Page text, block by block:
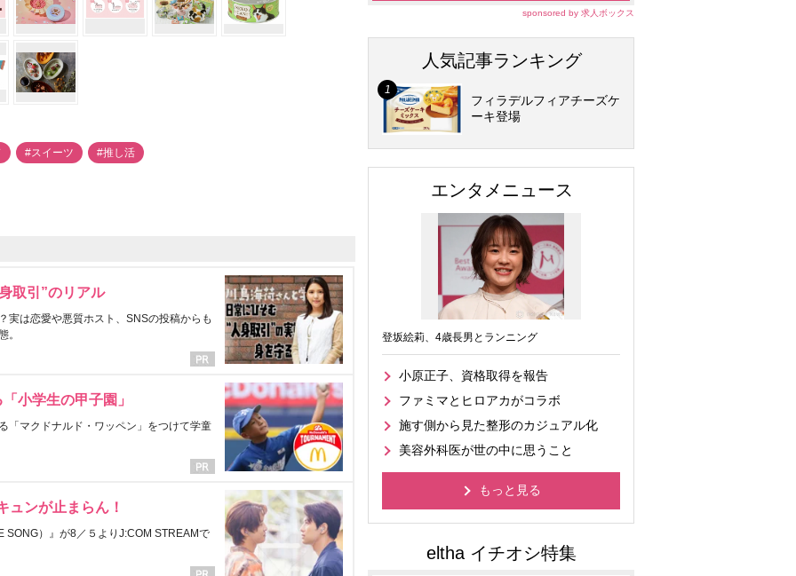
#スイーツ #推し活
取引”のリアル
実は恋愛や悪質ホスト、SNSの投稿からも
。
小学生の甲子園」
「マクドナルド・ワッペン」をつけて学童
ュンが止まらん！
SONG）』が8／５よりJ:COM STREAMで
sponsored by 求人ボックス
人気記事ランキング
フィラデルフィアチーズケ
ーキ登場
エンタメニュース
登坂絵莉、4歳長男とランニング
小原正子、資格取得を報告
ファミマとヒロアカがコラボ
施す側から見た整形のカジュアル化
美容外科医が世の中に思うこと
もっと見る